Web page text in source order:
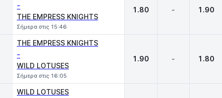
-
THE EMPRESS KNIGHTS
Σήμερα στις 15:46
1.80 - 1.90
THE EMPRESS KNIGHTS
-
WILD LOTUSES
Σήμερα στις 16:05
1.90 - 1.80
WILD LOTUSES